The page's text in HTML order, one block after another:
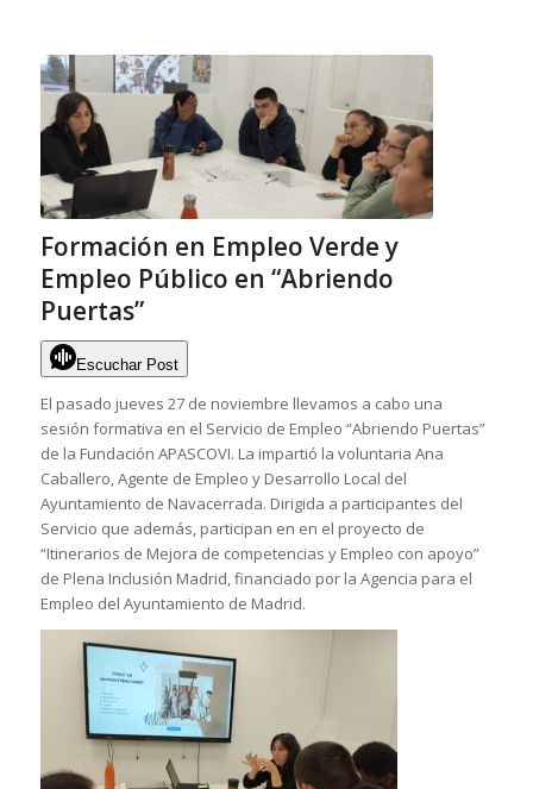
Formación en Empleo Verde y
Empleo Público en “Abriendo
Puertas”
Escuchar Post
El pasado jueves 27 de noviembre llevamos a cabo una
sesión formativa en el Servicio de Empleo “Abriendo Puertas”
de la Fundación APASCOVI. La impartió la voluntaria Ana
Caballero, Agente de Empleo y Desarrollo Local del
Ayuntamiento de Navacerrada. Dirigida a participantes del
Servicio que además, participan en en el proyecto de
“Itinerarios de Mejora de competencias y Empleo con apoyo”
de Plena Inclusión Madrid, financiado por la Agencia para el
Empleo del Ayuntamiento de Madrid.